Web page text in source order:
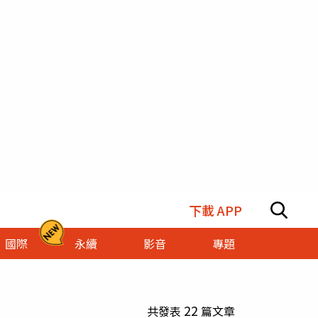
下載 APP
國際 永續 影音
專題
共發表 22 篇文章